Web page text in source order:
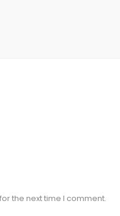
the next time I comment.